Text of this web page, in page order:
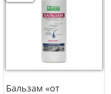
Бальзам «от